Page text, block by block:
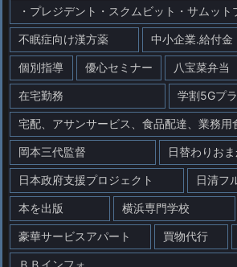
・プレジデント・スクムビット・サムット
不眠症向け漢方薬 中小企業.給付金
個別指導 優心セミナー 八宝菜弁当
在宅勤務 学割5Gプ
宅配、アサンサービス、食品配達、業務
岡本三代監督 日替わりお
日本政府支援プロジェクト 日清フ
本を出版 横浜専門学校
豪華サービスアパート 買物代行